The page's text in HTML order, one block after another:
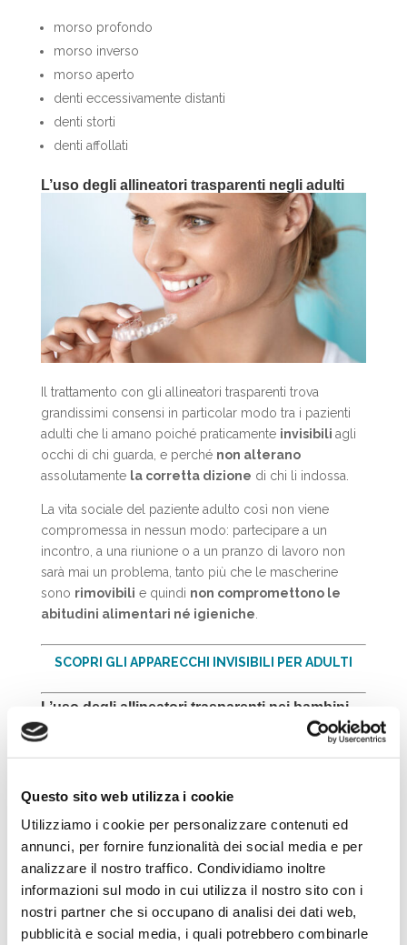
Questo sito web utilizza i cookie
Utilizziamo i cookie per personalizzare contenuti ed
annunci, per fornire funzionalità dei social media e per
analizzare il nostro traffico. Condividiamo inoltre
informazioni sul modo in cui utilizza il nostro sito con i
nostri partner che si occupano di analisi dei dati web,
pubblicità e social media, i quali potrebbero combinarle
morso profondo
morso inverso
morso aperto
denti eccessivamente distanti
denti storti
denti affollati
L’uso degli allineatori trasparenti negli adulti
Il trattamento con gli allineatori trasparenti trova
grandissimi consensi in particolar modo tra i pazienti
adulti che li amano poiché praticamente invisibili agli
occhi di chi guarda, e perché non alterano
assolutamente la corretta dizione di chi li indossa.
La vita sociale del paziente adulto così non viene
compromessa in nessun modo: partecipare a un
incontro, a una riunione o a un pranzo di lavoro non
sarà mai un problema, tanto più che le mascherine
sono rimovibili e quindi non compromettono le
abitudini alimentari né igieniche.
SCOPRI GLI APPARECCHI INVISIBILI PER ADULTI
L’uso degli allineatori trasparenti nei bambini